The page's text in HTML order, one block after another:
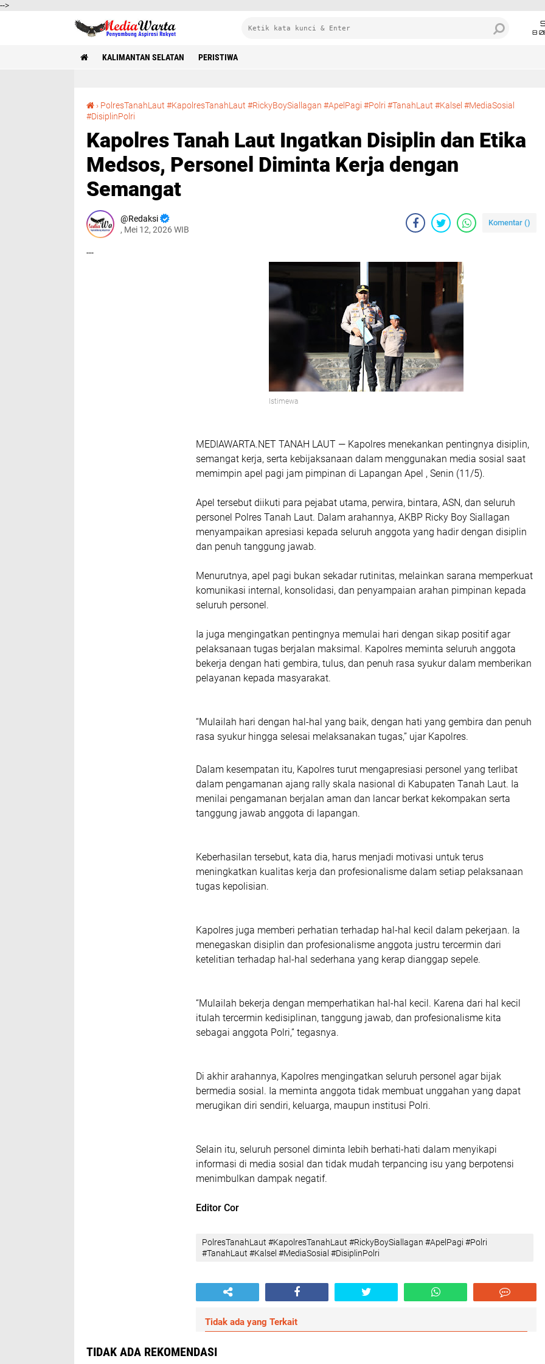
-->
8
KALIMANTAN SELATAN PERISTIWA
› PolresTanahLaut #KapolresTanahLaut #RickyBoySiallagan #ApelPagi #Polri #TanahLaut #Kalsel #MediaSosial
#DisiplinPolri
Kapolres Tanah Laut Ingatkan Disiplin dan Etika
Medsos, Personel Diminta Kerja dengan
Semangat
Redaksi
, Mei 12, 2026 WIB
Komentar ()
---
Istimewa
MEDIAWARTA.NET TANAH LAUT — Kapolres menekankan pentingnya disiplin,
semangat kerja, serta kebijaksanaan dalam menggunakan media sosial saat
memimpin apel pagi jam pimpinan di Lapangan Apel , Senin (11/5).
Apel tersebut diikuti para pejabat utama, perwira, bintara, ASN, dan seluruh
personel Polres Tanah Laut. Dalam arahannya, AKBP Ricky Boy Siallagan
menyampaikan apresiasi kepada seluruh anggota yang hadir dengan disiplin
dan penuh tanggung jawab.
Menurutnya, apel pagi bukan sekadar rutinitas, melainkan sarana memperkuat
komunikasi internal, konsolidasi, dan penyampaian arahan pimpinan kepada
seluruh personel.
Ia juga mengingatkan pentingnya memulai hari dengan sikap positif agar
pelaksanaan tugas berjalan maksimal. Kapolres meminta seluruh anggota
bekerja dengan hati gembira, tulus, dan penuh rasa syukur dalam memberikan
pelayanan kepada masyarakat.
“Mulailah hari dengan hal-hal yang baik, dengan hati yang gembira dan penuh
rasa syukur hingga selesai melaksanakan tugas,” ujar Kapolres.
Dalam kesempatan itu, Kapolres turut mengapresiasi personel yang terlibat
dalam pengamanan ajang rally skala nasional di Kabupaten Tanah Laut. Ia
menilai pengamanan berjalan aman dan lancar berkat kekompakan serta
tanggung jawab anggota di lapangan.
Keberhasilan tersebut, kata dia, harus menjadi motivasi untuk terus
meningkatkan kualitas kerja dan profesionalisme dalam setiap pelaksanaan
tugas kepolisian.
Kapolres juga memberi perhatian terhadap hal-hal kecil dalam pekerjaan. Ia
menegaskan disiplin dan profesionalisme anggota justru tercermin dari
ketelitian terhadap hal-hal sederhana yang kerap dianggap sepele.
“Mulailah bekerja dengan memperhatikan hal-hal kecil. Karena dari hal kecil
itulah tercermin kedisiplinan, tanggung jawab, dan profesionalisme kita
sebagai anggota Polri,” tegasnya.
Di akhir arahannya, Kapolres mengingatkan seluruh personel agar bijak
bermedia sosial. Ia meminta anggota tidak membuat unggahan yang dapat
merugikan diri sendiri, keluarga, maupun institusi Polri.
Selain itu, seluruh personel diminta lebih berhati-hati dalam menyikapi
informasi di media sosial dan tidak mudah terpancing isu yang berpotensi
menimbulkan dampak negatif.
Editor Cor
PolresTanahLaut #KapolresTanahLaut #RickyBoySiallagan #ApelPagi #Polri
#TanahLaut #Kalsel #MediaSosial #DisiplinPolri
Tidak ada yang Terkait
TIDAK ADA REKOMENDASI